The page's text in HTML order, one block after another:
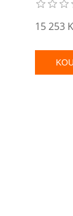
15 253